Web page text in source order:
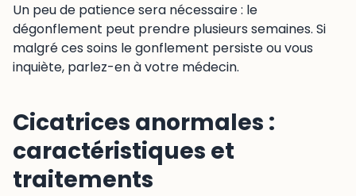
Un peu de patience sera nécessaire : le
dégonflement peut prendre plusieurs semaines. Si
malgré ces soins le gonflement persiste ou vous
inquiète, parlez-en à votre médecin.
Cicatrices anormales :
caractéristiques et
traitements